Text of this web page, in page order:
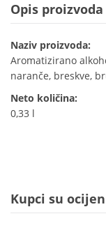
Opis proizvoda
Naziv proizvoda:
Aromatizirano
naranče, breskve,
Neto količina:
0,33 l
Kupci su